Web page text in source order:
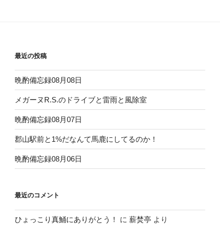
最近の投稿
晩酌備忘録08月08日
メガーヌR.S.のドライブと雷雨と風除室
晩酌備忘録08月07日
郡山駅前と1%だなんて馬鹿にしてるのか！
晩酌備忘録08月06日
最近のコメント
ひょっこり真鯒にありがとう！ に 薪焚亭 より